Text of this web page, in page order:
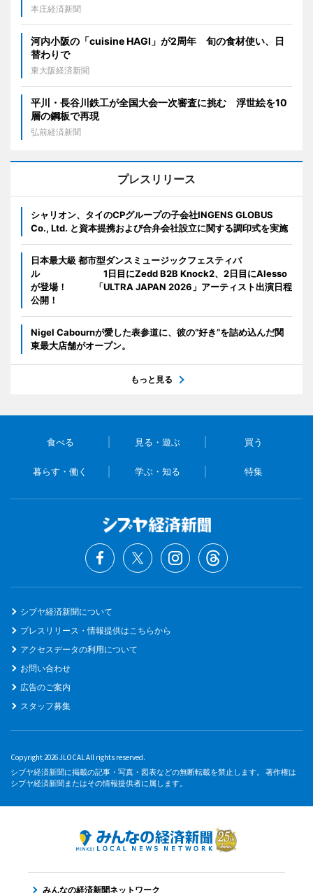
本庄経済新聞
河内小阪の「cuisine HAGI」が2周年 旬の食材使い、日
替わりで
東大阪経済新聞
平川・長谷川鉄工が全国大会一次審査に挑む 浮世絵を10
層の鋼板で再現
弘前経済新聞
プレスリリース
シャリオン、タイのCPグループの子会社INGENS GLOBUS
Co., Ltd. と資本提携および合弁会社設立に関する調印式を実施
日本最大級 都市型ダンスミュージックフェスティバ
ル 1日目にZedd B2B Knock2、2日目にAlesso
が登場！ 「ULTRA JAPAN 2026」アーティスト出演日程
公開！
Nigel Cabournが愛した表参道に、彼の“好き”を詰め込んだ関
東最大店舗がオープン。
もっと見る
食べる 見る・遊ぶ 買う
暮らす・働く 学ぶ・知る 特集
シブヤ経済新聞について
プレスリリース・情報提供はこちらから
アクセスデータの利用について
お問い合わせ
広告のご案内
スタッフ募集
Copyright 2026 JLOCAL All rights reserved.
シブヤ経済新聞に掲載の記事・写真・図表などの無断転載を禁止します。 著作権は
シブヤ経済新聞またはその情報提供者に属します。
みんなの経済新聞ネットワーク